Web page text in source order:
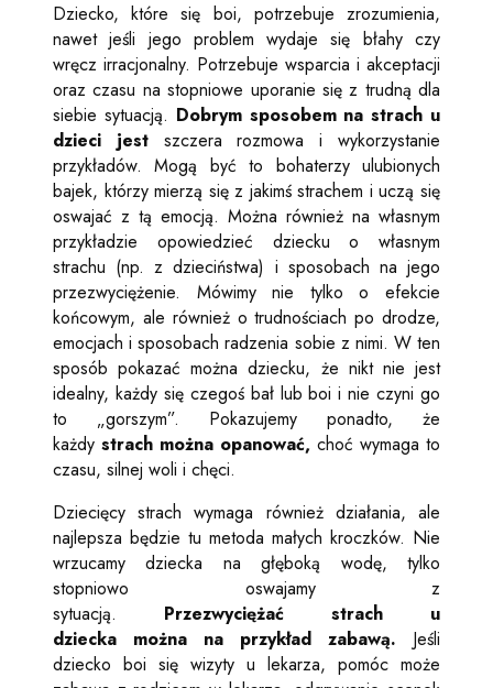
Dziecko, które się boi, potrzebuje zrozumienia,
nawet jeśli jego problem wydaje się błahy czy
wręcz irracjonalny. Potrzebuje wsparcia i akceptacji
oraz czasu na stopniowe uporanie się z trudną dla
siebie sytuacją. Dobrym sposobem na strach u
dzieci jestszczera rozmowa i wykorzystanie
przykładów. Mogą być to bohaterzy ulubionych
bajek, którzy mierzą się z jakimś strachem i uczą się
oswajać z tą emocją. Można również na własnym
przykładzie opowiedzieć dziecku o własnym
strachu (np. z dzieciństwa) i sposobach na jego
przezwyciężenie. Mówimy nie tylko o efekcie
końcowym, ale również o trudnościach po drodze,
emocjach i sposobach radzenia sobie z nimi. W ten
sposób pokazać można dziecku, że nikt nie jest
idealny, każdy się czegoś bał lub boi i nie czyni go
to „gorszym”. Pokazujemy ponadto, że
każdy strach można opanować, choć wymaga to
czasu, silnej woli i chęci.
Dziecięcy strach wymaga również działania, ale
najlepsza będzie tu metoda małych kroczków. Nie
wrzucamy dziecka na głęboką wodę, tylko
stopniowo oswajamy z
sytuacją. Przezwyciężać strach u
dziecka można na przykład zabawą. Jeśli
dziecko boi się wizyty u lekarza, pomóc może